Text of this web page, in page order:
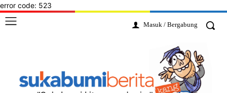
error code: 523
Masuk / Bergabung